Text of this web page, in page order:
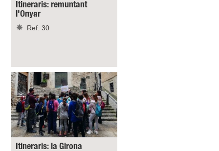
Itineraris: remuntant
l'Onyar
Ref. 30
Itineraris: la Girona